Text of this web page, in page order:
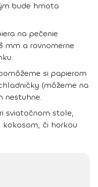
bude hmota
na pečenie
mm a rovnomerne
si papierom
(môžeme na
nestuhne.
sviatočnom stole,
kokosom, či horkou